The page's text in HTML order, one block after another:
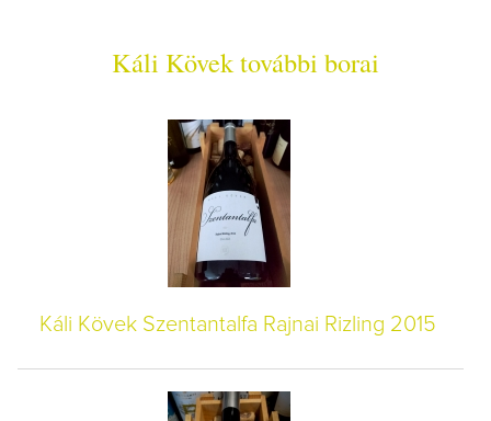
Káli Kövek további borai
Káli Kövek Szentantalfa Rajnai Rizling 2015